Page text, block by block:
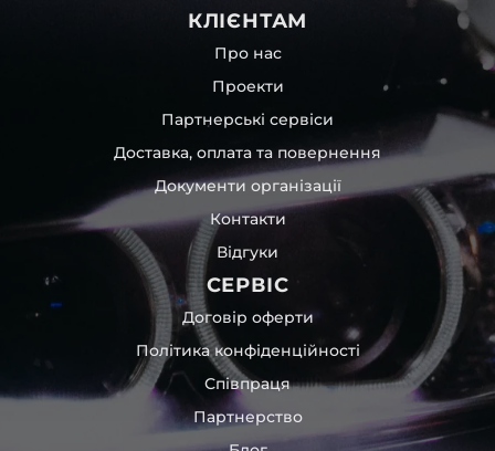
КЛІЄНТАМ
Про нас
Проекти
Партнерські сервіси
Доставка, оплата та повернення
Документи організації
Контакти
Відгуки
СЕРВІС
Договір оферти
Політика конфіденційності
Співпраця
Партнерство